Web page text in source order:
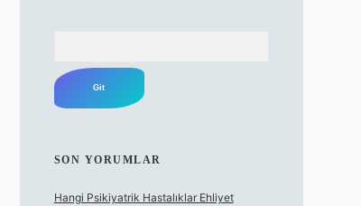
SON YORUMLAR
Hangi Psikiyatrik Hastalıklar Ehliyet